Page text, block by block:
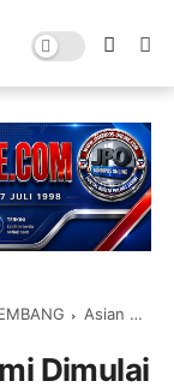
Asian Games 2018 Resmi Dimulai
Dimulai